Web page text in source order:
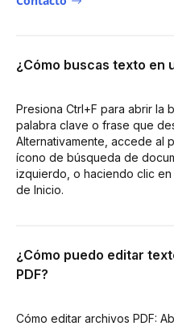
¿Cómo buscas texto en
Presiona Ctrl+F para abrir la
palabra clave o frase que
Alternativamente, accede al
ícono de búsqueda de
izquierdo, o haciendo clic
de Inicio.
¿Cómo puedo editar
PDF?
Cómo editar archivos PDF: